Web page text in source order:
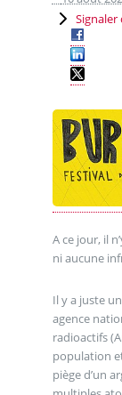
A ce jour, il
ni aucune
Il y a juste
agence
radioactifs
population
piège d’un